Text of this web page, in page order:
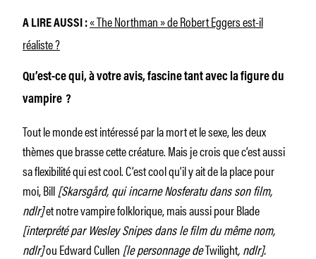
A LIRE AUSSI :« The Northman » de Robert Eggers est-il
réaliste ?
Qu’est-ce qui, à votre avis, fascine tant avec la figure du
vampire ?
Tout le monde est intéressé par la mort et le sexe, les deux
thèmes que brasse cette créature. Mais je crois que c’est aussi
sa flexibilité qui est cool. C’est cool qu’il y ait de la place pour
moi, Bill[Skarsgård, qui incarne Nosferatu dans son film,
ndlr]et notre vampire folklorique, mais aussi pour Blade
[interprété par Wesley Snipes dans le film du même nom,
ndlr]ou Edward Cullen [le personnage deTwilight, ndlr].